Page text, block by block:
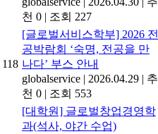
천 0 | 조회 227
118
[글로벌서비스학부] 2026 전
공박람회 ‘숙명, 전공을 만
나다’ 부스 안내
globalservice | 2026.04.29 | 추
천 0 | 조회 553
[대학원] 글로벌창업경영학
과(석사, 야간 수업)